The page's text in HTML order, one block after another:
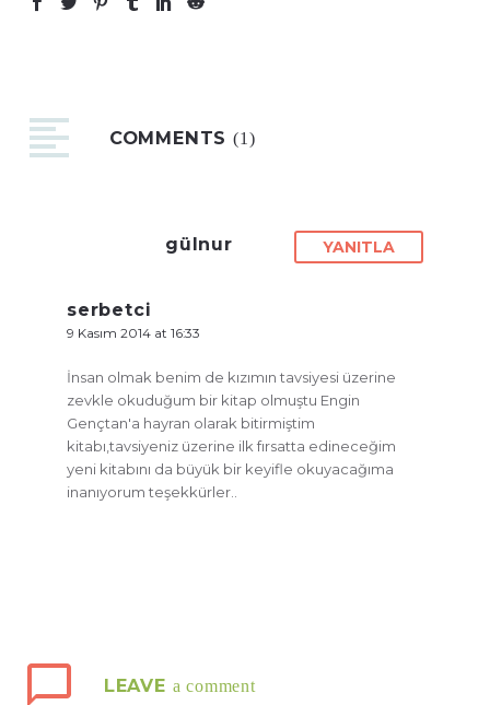
COMMENTS(1)
gülnur
serbetci
9 Kasım 2014 at 16:33
YANITLA
İnsan olmak benim de kızımın tavsiyesi üzerine
zevkle okuduğum bir kitap olmuştu Engin
Gençtan'a hayran olarak bitirmiştim
kitabı,tavsiyeniz üzerine ilk fırsatta edineceğim
yeni kitabını da büyük bir keyifle okuyacağıma
inanıyorum teşekkürler..
LEAVE a comment